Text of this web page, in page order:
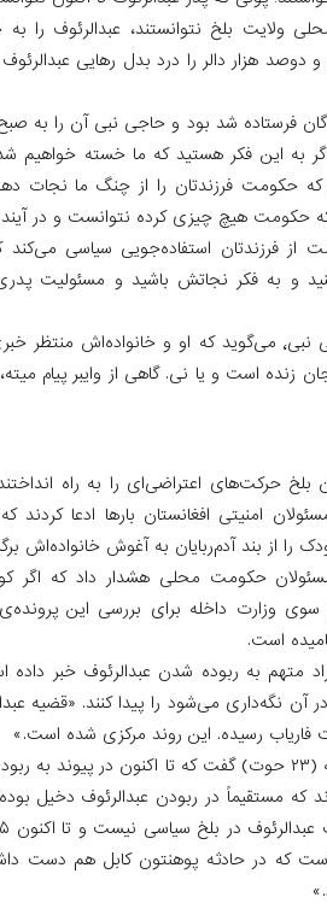
بلخ نتوانستند، عبدالرئوف را به
هزار دالر را درد بدل رهایی
فرستاده شد بود و حاجی نبی آن را به
این فکر هستید که ما خسته خواهیم
که حکومت فرزندتان را از چنگ ما نجات
حکومت هیچ‌ چیزی کرده نتوانست و در
فرزندتان استفاده‌جویی سیاسی می‌کند
و به فکر نجاتش باشید و مسئولیت
اکنون‌که مهلت تعیین‌شده، سر رسیده است، حاجی نبی٬ می‌گوید که او
زنده است و یا نی. گاهی از وایبر پیام
حرکت‌های اعتراضی‌ای را به راه
امنیتی افغانستان بارها ادعا کردند
را از بند آدم‌ربایان به آغوش خانواده‌اش
غنی، در ماه ۲۷ قوس ۱۳۹۹، به مسئولان حکومت محلی هشدار
سوی وزارت داخله برای بررسی این
است.
متهم به ربوده شدن عبدالرئوف خبر
آن نگه‌داری می‌شود را پیدا کنند. «قضیه
فاریاب رسیده. این روند مرکزی شده است.»
و ۱۶ نفرشان از کسانی‌اند که مستقیماً در ربودن
که در حادثه پوهنتون کابل هم دست